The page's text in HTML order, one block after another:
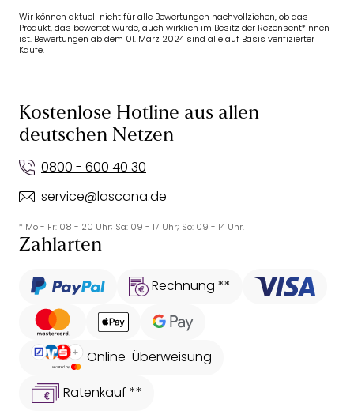
Wir können aktuell nicht für alle Bewertungen nachvollziehen, ob das
Produkt, das bewertet wurde, auch wirklich im Besitz der Rezensent*innen
ist. Bewertungen ab dem 01. März 2024 sind alle auf Basis verifizierter
Käufe.
Kostenlose Hotline aus allen
deutschen Netzen
0800 - 600 40 30
service@lascana.de
* Mo - Fr: 08 - 20 Uhr; Sa: 09 - 17 Uhr; So: 09 - 14 Uhr.
Zahlarten
Rechnung **
Online-Überweisung
Ratenkauf **